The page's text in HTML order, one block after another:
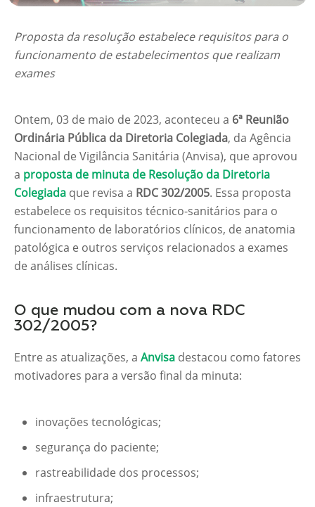
Proposta da resolução estabelece requisitos para o
funcionamento de estabelecimentos que realizam
exames
Ontem, 03 de maio de 2023, aconteceu a 6ª Reunião
Ordinária Pública da Diretoria Colegiada, da Agência
Nacional de Vigilância Sanitária (Anvisa), que aprovou
a proposta de minuta de Resolução da Diretoria
Colegiada que revisa a RDC 302/2005. Essa proposta
estabelece os requisitos técnico-sanitários para o
funcionamento de laboratórios clínicos, de anatomia
patológica e outros serviços relacionados a exames
de análises clínicas.
O que mudou com a nova RDC
302/2005?
Entre as atualizações, a Anvisa destacou como fatores
motivadores para a versão final da minuta:
inovações tecnológicas;
segurança do paciente;
rastreabilidade dos processos;
infraestrutura;